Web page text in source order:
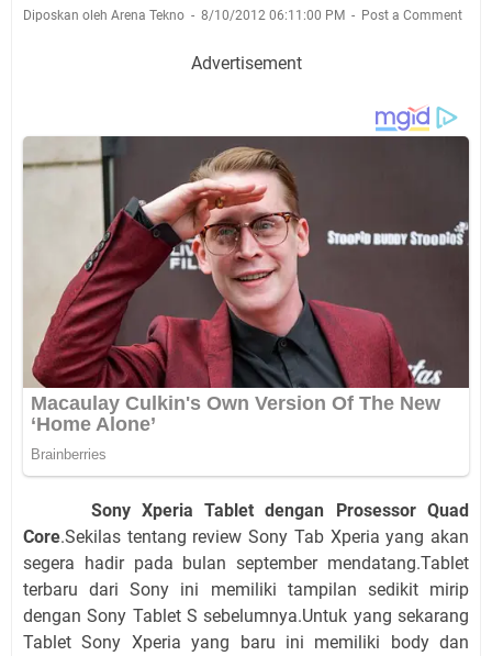
Diposkan oleh Arena Tekno 8/10/2012 06:11:00 PM Post a Comment
Advertisement
Sony Xperia Tablet dengan Prosessor Quad
Core.Sekilas tentang review Sony Tab Xperia yang akan
segera hadir pada bulan september mendatang.Tablet
terbaru dari Sony ini memiliki tampilan sedikit mirip
dengan Sony Tablet S sebelumnya.Untuk yang sekarang
Tablet Sony Xperia yang baru ini memiliki body dan